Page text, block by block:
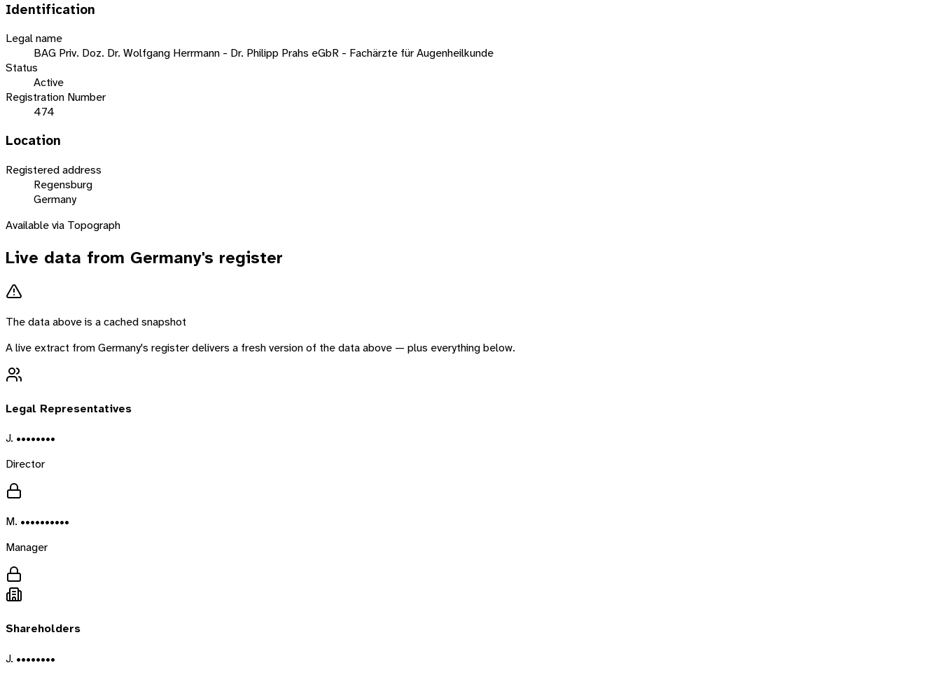
Identification
Legal name
BAG Priv. Doz. Dr. Wolfgang Herrmann - Dr. Philipp Prahs eGbR - Fachärzte für Augenheilkunde
Status
Active
Registration Number
474
Location
Registered address
Regensburg
Germany
Available via Topograph
Live data from Germany's register
The data above is a cached snapshot
A live extract fromGermany's register delivers a fresh version of the data above — plus everything below.
Legal Representatives
J. ••••••••
Director
M. ••••••••••
Manager
Shareholders
J. ••••••••